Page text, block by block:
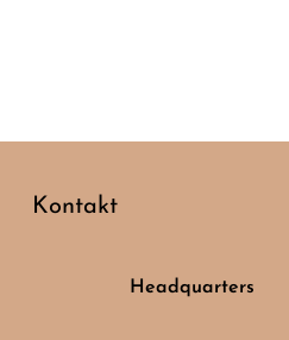
Kontakt
Headquarters